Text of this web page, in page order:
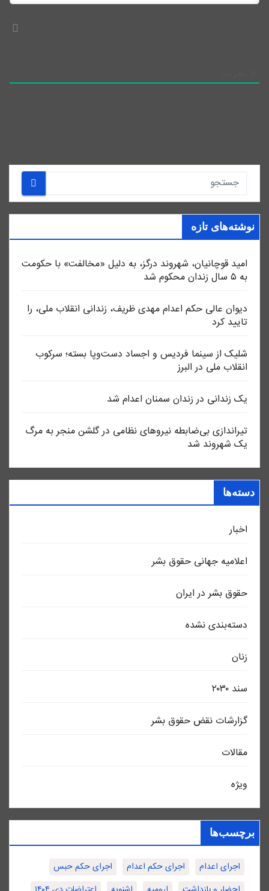
نوشته‌های تازه
امید قوچانیان، شهروند درگز، به دلیل «مخالفت» با حکومت
به ۵ سال زندان محکوم شد
دیوان عالی حکم اعدام مهدی ظریف، زندانی انقلاب ملی، را
تایید کرد
شلیک از سینما فردیس و اجساد دست‌وپا بسته؛ سرکوب
انقلاب ملی در البرز
یک زندانی در زندان سمنان اعدام شد
تیراندازی بی‌ضابطه نیروهای نظامی در گلشن منجر به مرگ
یک شهروند شد
دسته‌ها
اخبار
اعلاميه جهانی حقوق بشر
حقوق بشر در ایران
دسته‌بندی نشده
زنان
سند ٢٠٣٠
گزارشات نقض حقوق بشر
مقالات
ویژه
برچسب‌ها
اجرای اعدام اجرای حکم اعدام
اجرای حکم حبس